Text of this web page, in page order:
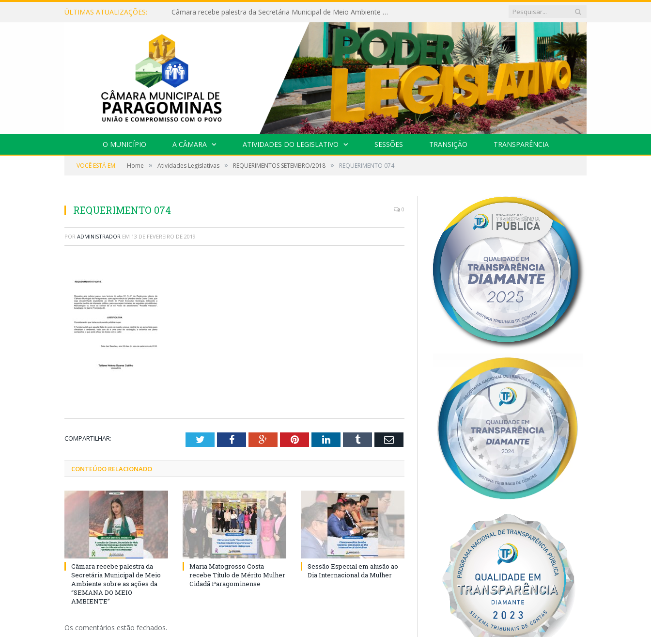
ÚLTIMAS ATUALIZAÇÕES: Câmara recebe palestra da Secretária Municipal de Meio Ambiente sobre as ações da “SEMANA DO MEIO AMBIENTE”
O MUNICÍPIO A CÂMARA ATIVIDADES DO LEGISLATIVO SESSÕES TRANSIÇÃO TRANSPARÊNCIA
VOCÊ ESTÁ EM: Home » Atividades Legislativas » REQUERIMENTOS SETEMBRO/2018 » REQUERIMENTO 074
REQUERIMENTO 074 0
POR ADMINISTRADOR EM 13 DE FEVEREIRO DE 2019
COMPARTILHAR: TwitterFacebookGoogle+PinterestLinkedInTumblr Email
CONTEÚDO RELACIONADO
Câmara recebe palestra da
Secretária Municipal de Meio
Ambiente sobre as ações da
“SEMANA DO MEIO
AMBIENTE”
Maria Matogrosso Costa
recebe Título de Mérito Mulher
Cidadã Paragominense
Sessão Especial em alusão ao
Dia Internacional da Mulher
Os comentários estão fechados.